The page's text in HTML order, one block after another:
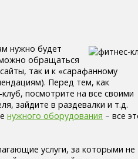
нужно будет
обращаться
так и к «сарафанному
Перед тем, как
посмотрите на все своими
зайдите в раздевалки и т.д.
нужного оборудования – все
услуги, за которыми не